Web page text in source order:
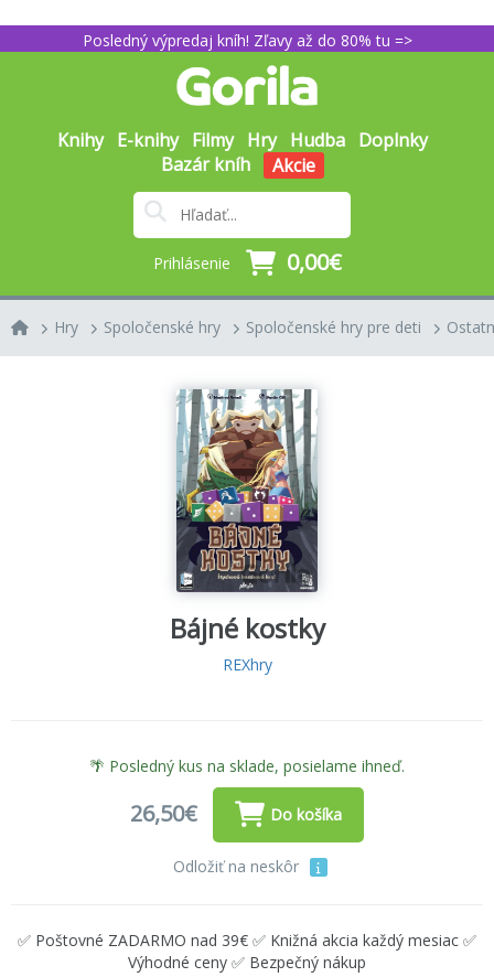
Posledný výpredaj kníh! Zľavy až do 80% tu =>
Knihy E-knihy Filmy Hry Hudba Doplnky
Bazár kníh
Akcie
Prihlásenie 0,00€
Hry Spoločenské hry Spoločenské hry pre deti
Bájné kostky
REXhry
🌴 Posledný kus na sklade, posielame ihneď.
26,50€ Do košíka
Odložiť na neskôr
✅ Poštovné ZADARMO nad 39€ ✅ Knižná akcia každý mesiac ✅
Výhodné ceny ✅ Bezpečný nákup